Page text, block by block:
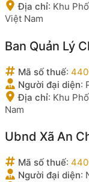
Địa chỉ: Khu
Việt Nam
Ban Quản Lý
Mã số thuế:
Người đại diện:
Địa chỉ: Khu
Nam
Ubnd Xã An
Mã số thuế:
Người đại diện: